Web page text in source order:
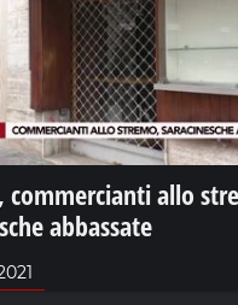
commercianti allo
abbassate